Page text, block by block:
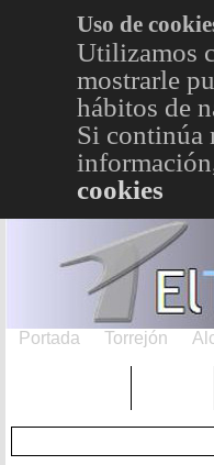
Uso de
Utilizamos
mostrarle
hábitos de
Si continúa
cookies
Portada Torrejón